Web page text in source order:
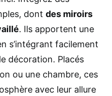
dont des miroirs
. Ils apportent une
s’intégrant facilement
décoration. Placés
ou une chambre, ces
avec leur allure